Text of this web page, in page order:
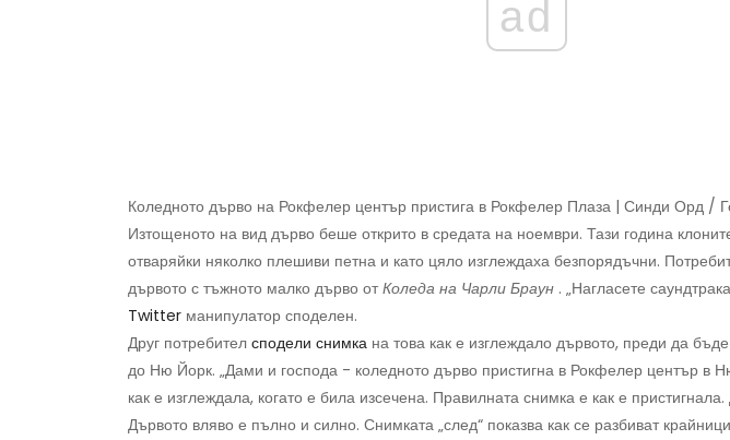
ad
Коледното дърво на Рокфелер център пристига в Рокфелер Плаза | Синди Орд /
Изтощеното на вид дърво беше открито в средата на ноември. Тази година
отваряйки няколко плешиви петна и като цяло изглеждаха безпорядъчни.
дървото с тъжното малко дърво отКоледа на Чарли Браун . „Нагласете
Twitter манипулатор споделен.
Друг потребител сподели снимка на това как е изглеждало дървото, преди да
до Ню Йорк. „Дами и господа - коледното дърво пристигна в Рокфелер център в
как е изглеждала, когато е била изсечена. Правилната снимка е как е
Дървото вляво е пълно и силно. Снимката „след“ показва как се разбиват